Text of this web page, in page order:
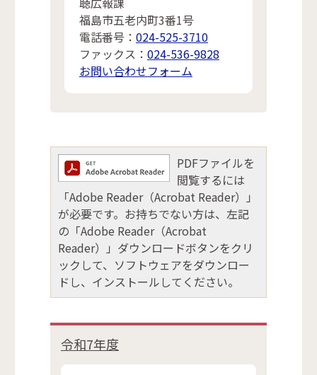
福島市五老内町3番1号
電話番号： 024-525-3710
ファックス： 024-536-9828
お問い合わせフォーム
PDFファイルを
閲覧するには
「Adobe Reader（Acrobat Reader）」
が必要です。お持ちでない方は、左記
の「Adobe Reader（Acrobat
Reader）」ダウンロードボタンをクリ
ックして、ソフトウェアをダウンロー
ドし、インストールしてください。
令和7年度